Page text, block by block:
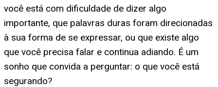
você está com dificuldade de dizer algo
importante, que palavras duras foram direcionadas
à sua forma de se expressar, ou que existe algo
que você precisa falar e continua adiando. É um
sonho que convida a perguntar: o que você está
segurando?